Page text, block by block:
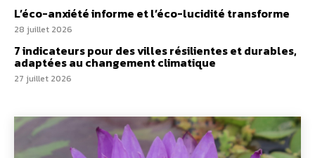
L’éco-anxiété informe et l’éco-lucidité transforme
28 juillet 2026
7 indicateurs pour des villes résilientes et durables,
adaptées au changement climatique
27 juillet 2026